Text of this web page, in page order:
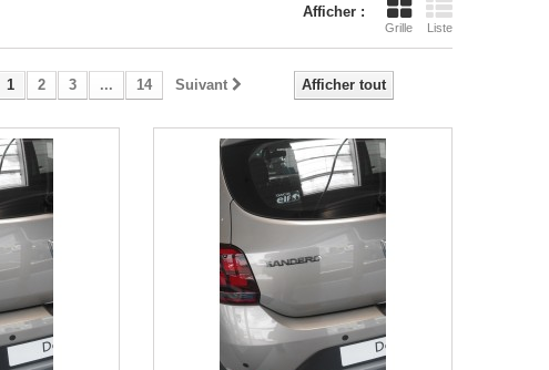
Afficher :
Grille Liste
Afficher tout
1 2 3 ... 14 Suivant